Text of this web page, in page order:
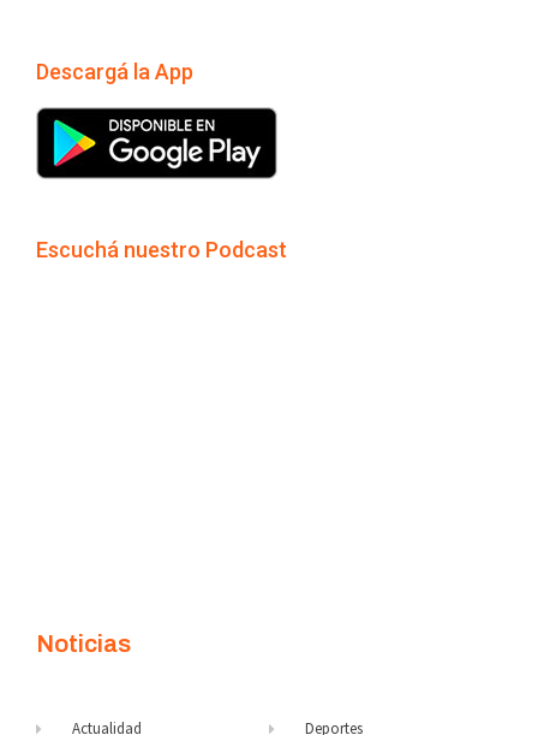
Descargá la App
Escuchá nuestro Podcast
Noticias
Actualidad Deportes